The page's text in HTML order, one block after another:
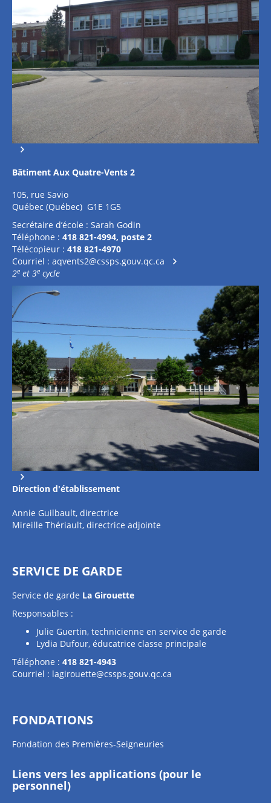
Bâtiment Aux Quatre-Vents 2
105, rue Savio
Québec (Québec) G1E 1G5
Secrétaire d’école : Sarah Godin
Téléphone : 418 821-4994, poste 2
Télécopieur : 418 821-4970
Courriel : aqvents2@cssps.gouv.qc.ca
2e et 3e cycle
Direction d'établissement
Annie Guilbault, directrice
Mireille Thériault, directrice adjointe
SERVICE DE GARDE
Service de garde La Girouette
Responsables :
Julie Guertin, technicienne en service de garde
Lydia Dufour, éducatrice classe principale
Téléphone : 418 821-4943
Courriel : lagirouette@cssps.gouv.qc.ca
FONDATIONS
Fondation des Premières-Seigneuries
Liens vers les applications (pour le
personnel)